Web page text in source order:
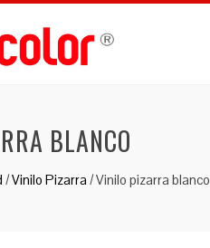
BLANCO
/Vinilo Pizarra /Vinilo pizarra blanco